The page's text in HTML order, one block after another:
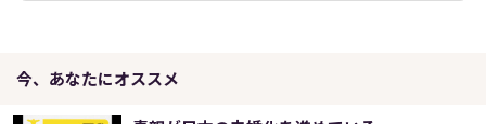
今、あなたにオススメ